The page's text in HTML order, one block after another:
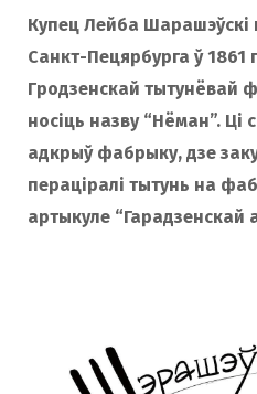
Купец Лейба Шарашэўскі
Санкт-Пецярбурга ў 1861
Гродзенскай тытунёвай
носіць назву “Нёман”.
адкрыў фабрыку, дзе
пераціралі тытунь на
артыкуле “Гарадзенскай